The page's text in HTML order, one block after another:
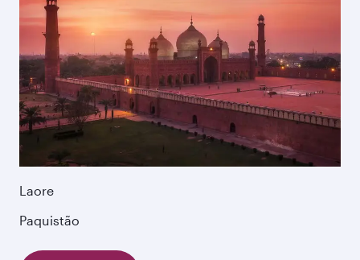
Laore
Paquistão